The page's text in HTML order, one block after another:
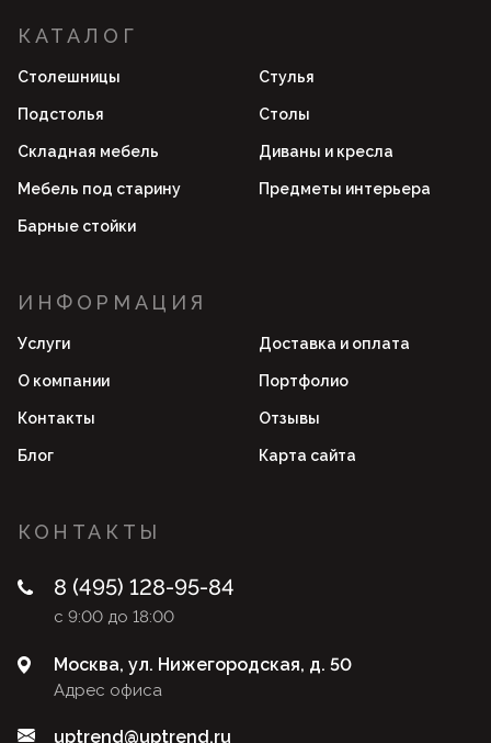
КАТАЛОГ
Столешницы Стулья
Подстолья Столы
Складная мебель Диваны и кресла
Мебель под старину Предметы интерьера
Барные стойки
ИНФОРМАЦИЯ
Услуги Доставка и оплата
О компании Портфолио
Контакты Отзывы
Блог Карта сайта
КОНТАКТЫ
8 (495) 128-95-84
с 9:00 до 18:00
Адрес офиса
Москва, ул. Нижегородская, д. 50
uptrend@uptrend.ru